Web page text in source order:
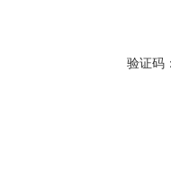
验证码